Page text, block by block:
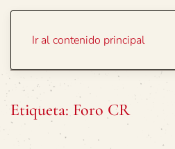
Ir al contenido principal
Etiqueta: Foro CR